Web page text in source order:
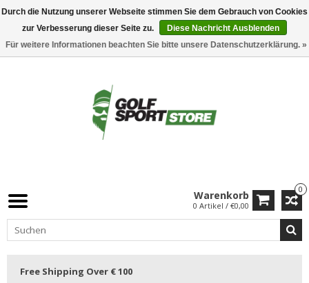
0
Warenkorb
0 Artikel / €0,00
Free Shipping Over € 100
Durch die Nutzung unserer Webseite stimmen Sie dem Gebrauch von Cookies
zur Verbesserung dieser Seite zu.
Diese Nachricht Ausblenden
Für weitere Informationen beachten Sie bitte unsere Datenschutzerklärung. »